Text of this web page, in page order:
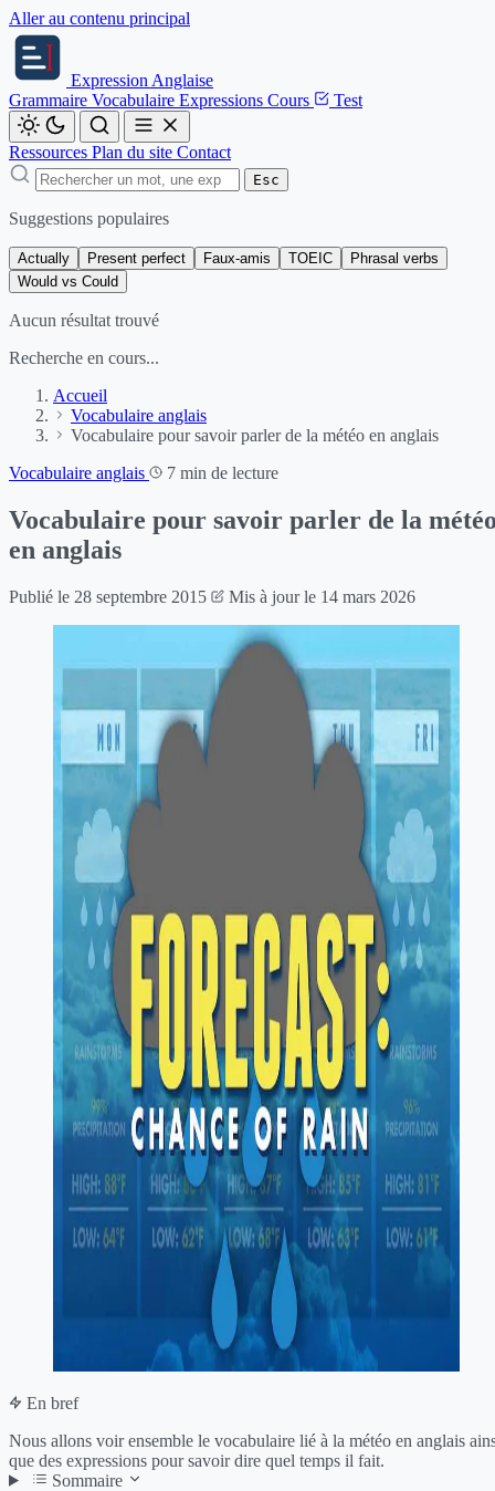
Aller au contenu principal
Expression Anglaise
Grammaire Vocabulaire Expressions Cours Test
Ressources Plan du site Contact
Esc
Suggestions populaires
Actually Present perfect Faux-amis TOEIC
Phrasal verbs
Would vs Could
Aucun résultat trouvé
Recherche en cours...
Accueil
Vocabulaire anglais
Vocabulaire pour savoir parler de la météo en anglais
Vocabulaire anglais
7 min de lecture
Vocabulaire pour savoir parler de la
en anglais
Publié le 28 septembre 2015 Mis à jour le 14 mars 2026
En bref
Nous allons voir ensemble le vocabulaire lié à la météo en anglais
que des expressions pour savoir dire quel temps il fait.
Sommaire